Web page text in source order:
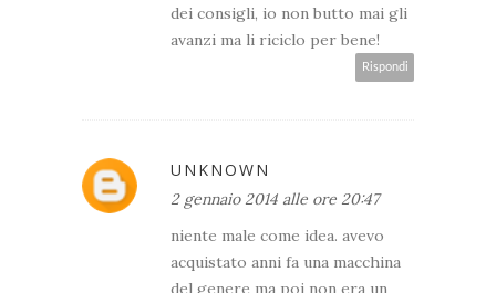
dei consigli, io non butto mai gli
avanzi ma li riciclo per bene!
Rispondi
UNKNOWN
2 gennaio 2014 alle ore 20:47
niente male come idea. avevo
acquistato anni fa una macchina
del genere ma poi non era un